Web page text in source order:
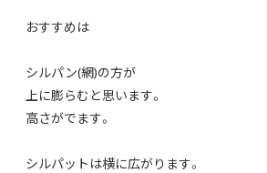
おすすめは
シルパン(網)の方が
上に膨らむと思います。
高さがでます。
シルパットは横に広がります。